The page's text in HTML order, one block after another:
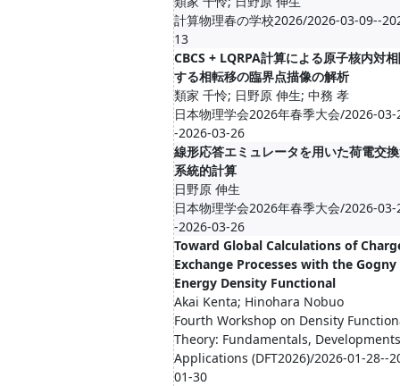
計算物理春の学校2026/2026-03-09--
13
CBCS + LQRPA計算による原子核内対
する相転移の臨界点描像の解析
類家 千怜; 日野原 伸生; 中務 孝
日本物理学会2026年春季大会/2026-03-
-2026-03-26
線形応答エミュレータを用いた荷電交
系統的計算
日野原 伸生
日本物理学会2026年春季大会/2026-03-
-2026-03-26
Toward Global Calculations of
Exchange Processes with the Gogny
Energy Density Functional
Akai Kenta; Hinohara Nobuo
Fourth Workshop on Density
Theory: Fundamentals,
Applications (DFT2026)/2026-01-28--
01-30